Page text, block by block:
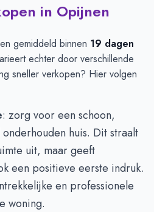
in Opijnen
gemiddeld binnen 19 dagen
echter door verschillende
sneller verkopen? Hier volgen
: zorg voor een schoon,
huis. Dit straalt
uit, maar geeft
een positieve eerste indruk.
en professionele
woning.